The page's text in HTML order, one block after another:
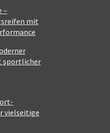
–
mit
sportlicher
vielseitige